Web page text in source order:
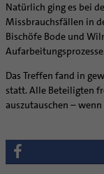
Natürlich ging es bei
Missbrauchsfällen in
Bischöfe Bode und
Das Treffen fand in
statt. Alle Beteiligten
auszutauschen –